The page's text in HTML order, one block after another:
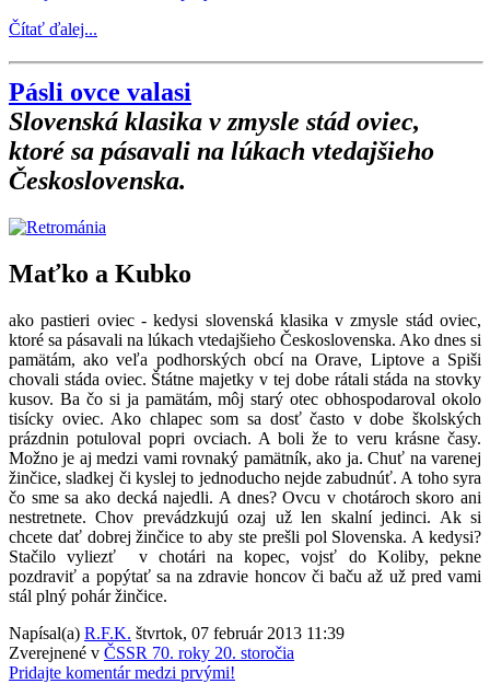
Čítať ďalej...
Pásli ovce valasi
Slovenská klasika v zmysle stád oviec,
ktoré sa pásavali na lúkach vtedajšieho
Československa.
Maťko a Kubko
ako pastieri oviec - kedysi slovenská klasika v zmysle stád oviec,
ktoré sa pásavali na lúkach vtedajšieho Československa. Ako dnes si
pamätám, ako veľa podhorských obcí na Orave, Liptove a Spiši
chovali stáda oviec. Štátne majetky v tej dobe rátali stáda na stovky
kusov. Ba čo si ja pamätám, môj starý otec obhospodaroval okolo
tisícky oviec. Ako chlapec som sa dosť často v dobe školských
prázdnin potuloval popri ovciach. A boli že to veru krásne časy.
Možno je aj medzi vami rovnaký pamätník, ako ja. Chuť na varenej
žinčice, sladkej či kyslej to jednoducho nejde zabudnúť. A toho syra
čo sme sa ako decká najedli. A dnes? Ovcu v chotároch skoro ani
nestretnete. Chov prevádzkujú ozaj už len skalní jedinci. Ak si
chcete dať dobrej žinčice to aby ste prešli pol Slovenska. A kedysi?
Stačilo vyliezť v chotári na kopec, vojsť do Koliby, pekne
pozdraviť a popýtať sa na zdravie honcov či baču až už pred vami
stál plný pohár žinčice.
Napísal(a) R.F.K. štvrtok, 07 február 2013 11:39
Zverejnené v ČSSR 70. roky 20. storočia
Pridajte komentár medzi prvými!